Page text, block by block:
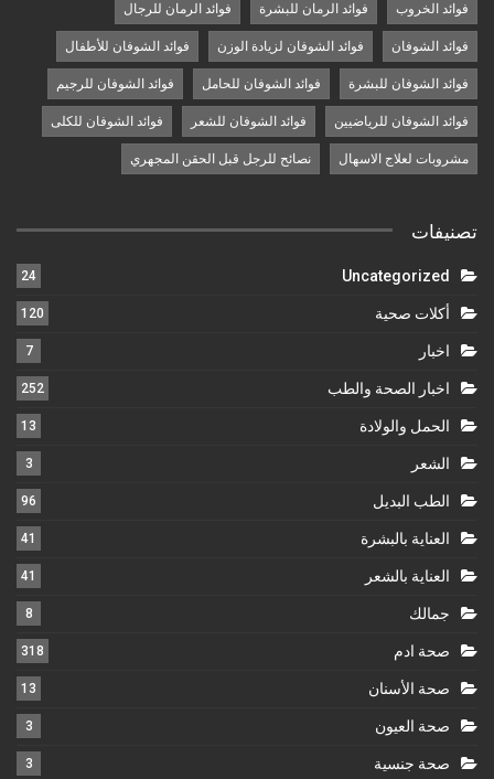
فوائد الخروب فوائد الرمان للبشرة فوائد الرمان للرجال
فوائد الشوفان فوائد الشوفان لزيادة الوزن فوائد الشوفان للأطفال
فوائد الشوفان للبشرة فوائد الشوفان للحامل فوائد الشوفان للرجيم
فوائد الشوفان للرياضيين فوائد الشوفان للشعر فوائد الشوفان للكلى
مشروبات لعلاج الاسهال نصائح للرجل قبل الحقن المجهري
تصنيفات
Uncategorized
24
أكلات صحية 120
اخبار 7
اخبار الصحة والطب 252
الحمل والولادة 13
الشعر 3
الطب البديل 96
العناية بالبشرة 41
العناية بالشعر 41
جمالك 8
صحة ادم 318
صحة الأسنان 13
صحة العيون 3
صحة جنسية 3